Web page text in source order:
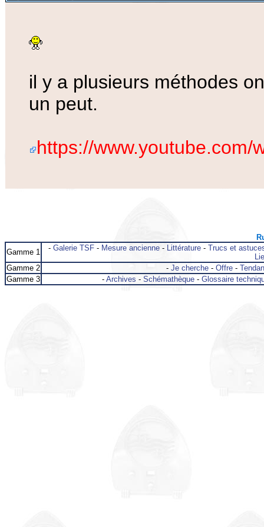
il y a plusieurs méthodes
un peut.
https://
Gamme 1
- Galerie TSF- Mesure ancienne- Littérature- Trucs et
Gamme 2
- Je cherche- Offre-
Gamme 3
- Archives - Schémathèque- Glossaire